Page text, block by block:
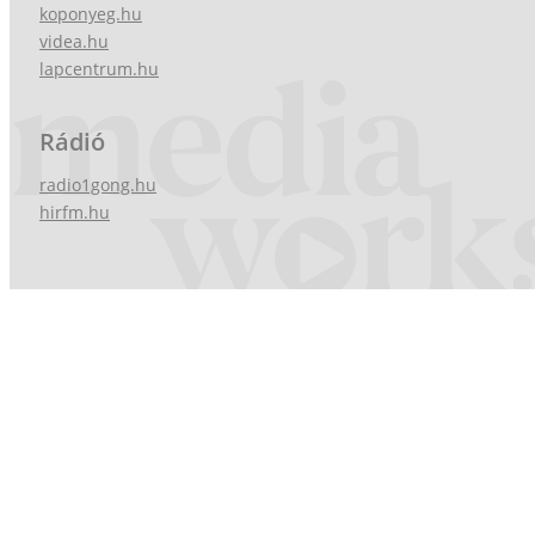
koponyeg.hu
videa.hu
lapcentrum.hu
Rádió
radio1gong.hu
hirfm.hu